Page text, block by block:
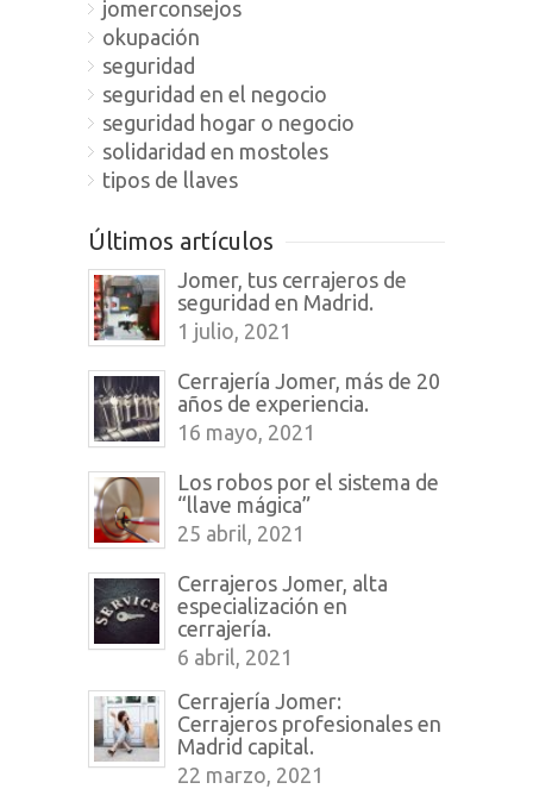
jomerconsejos
okupación
seguridad
seguridad en el negocio
seguridad hogar o negocio
solidaridad en mostoles
tipos de llaves
Últimos artículos
Jomer, tus cerrajeros de
seguridad en Madrid.
1 julio, 2021
Cerrajería Jomer, más de 20
años de experiencia.
16 mayo, 2021
Los robos por el sistema de
“llave mágica”
25 abril, 2021
Cerrajeros Jomer, alta
especialización en
cerrajería.
6 abril, 2021
Cerrajería Jomer:
Cerrajeros profesionales en
Madrid capital.
22 marzo, 2021